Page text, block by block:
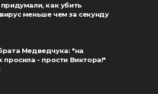
как убить
меньше чем за секунду
Медведчука: "на
просила - прости Виктора!"